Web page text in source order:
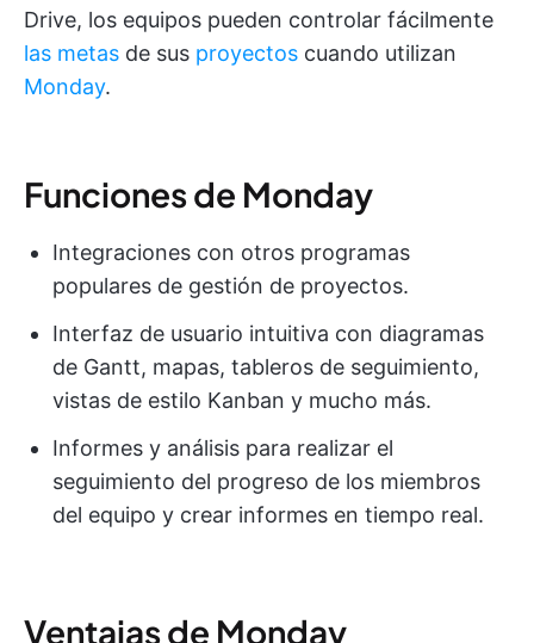
Drive, los equipos pueden controlar fácilmente
las metas de sus proyectos cuando utilizan
Monday.
Funciones de Monday
Integraciones con otros programas
populares de gestión de proyectos.
Interfaz de usuario intuitiva con diagramas
de Gantt, mapas, tableros de seguimiento,
vistas de estilo Kanban y mucho más.
Informes y análisis para realizar el
seguimiento del progreso de los miembros
del equipo y crear informes en tiempo real.
Ventajas de Monday